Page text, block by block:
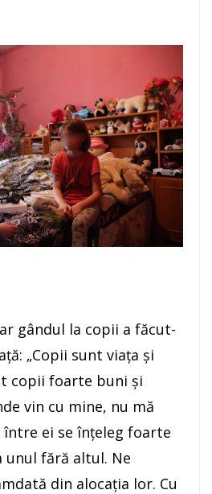
gândul la copii a făcut-
„Copii sunt viaţa şi
copii foarte buni şi
vin cu mine, nu mă
între ei se înţeleg foarte
unul fără altul. Ne
din alocaţia lor. Cu